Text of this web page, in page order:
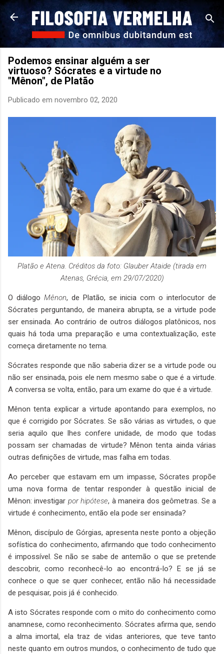
Pular para o conteúdo principal
Podemos ensinar alguém a ser
virtuoso? Sócrates e a virtude no
"Mênon", de Platão
Publicado em novembro 02, 2020
Platão e Atena. Créditos da foto: Glauber Ataide (tirada em
Atenas, Grécia, em 29/07/2020)
O diálogo Mênon, de Platão, se inicia com o interlocutor de
Sócrates perguntando, de maneira abrupta, se a virtude pode
ser ensinada. Ao contrário de outros diálogos platônicos, nos
quais há toda uma preparação e uma contextualização, este
começa diretamente no tema.
Sócrates responde que não saberia dizer se a virtude pode ou
não ser ensinada, pois ele nem mesmo sabe o que é a virtude.
A conversa se volta, então, para um exame do que é a virtude.
Mênon tenta explicar a virtude apontando para exemplos, no
que é corrigido por Sócrates. Se são várias as virtudes, o que
seria aquilo que lhes confere unidade, de modo que todas
possam ser chamadas de virtude? Mênon tenta ainda várias
outras definições de virtude, mas falha em todas.
Ao perceber que estavam em um impasse, Sócrates propõe
uma nova forma de tentar responder à questão inicial de
Mênon: investigar por hipótese, à maneira dos geômetras. Se a
virtude é conhecimento, então ela pode ser ensinada?
Mênon, discípulo de Górgias, apresenta neste ponto a objeção
sofística do conhecimento, afirmando que todo conhecimento
é impossível. Se não se sabe de antemão o que se pretende
descobrir, como reconhecê-lo ao encontrá-lo? E se já se
conhece o que se quer conhecer, então não há necessidade
de pesquisar, pois já é conhecido.
A isto Sócrates responde com o mito do conhecimento como
anamnese, como reconhecimento. Sócrates afirma que, sendo
a alma imortal, ela traz de vidas anteriores, que teve tanto
neste quanto em outros mundos, o conhecimento de tudo que